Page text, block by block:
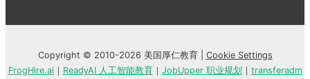
Copyright © 2010-2026 美国厚仁教育 | Cookie Settings
FrogHire.ai｜ ReadyAI 人工智能教育｜ JobUpper 职业规划 ｜ transferadm